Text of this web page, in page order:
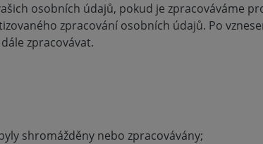
osobních údajů, pokud je zpracováváme
zpracování osobních údajů. Po
zpracovávat.
shromážděny nebo zpracovávány;